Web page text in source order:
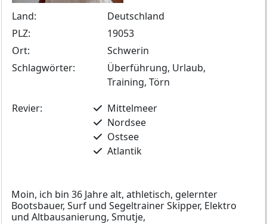
Land:
Deutschland
PLZ:
19053
Ort:
Schwerin
Schlagwörter:
Überführung, Urlaub,
Training, Törn
Revier:
Mittelmeer
Nordsee
Ostsee
Atlantik
Moin, ich bin 36 Jahre alt, athletisch, gelernter
Bootsbauer, Surf und Segeltrainer Skipper, Elektro
und Altbausanierung, Smutje,